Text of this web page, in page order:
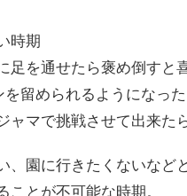
時期
足を通せたら褒め倒すと
留められるようになっ
ャマで挑戦させて出来た
、園に行きたくないなど
ことが不可能な時期。